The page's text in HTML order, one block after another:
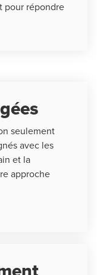
pour répondre
seulement
avec les
et la
approche